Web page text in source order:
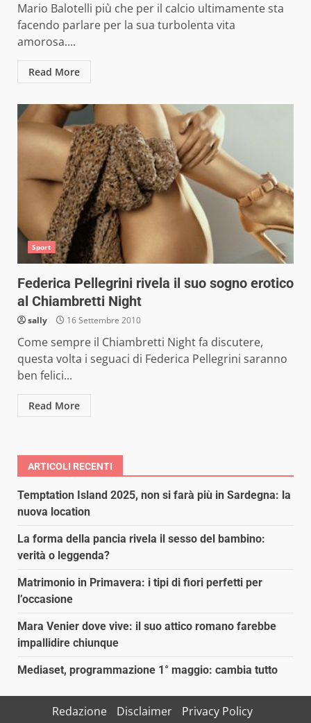
Mario Balotelli più che per il calcio ultimamente sta
facendo parlare per la sua turbolenta vita
amorosa....
Read More
Sport
Federica Pellegrini rivela il suo sogno erotico
al Chiambretti Night
sally 16 Settembre 2010
Come sempre il Chiambretti Night fa discutere,
questa volta i seguaci di Federica Pellegrini saranno
ben felici...
Read More
ARTICOLI RECENTI
Temptation Island 2025, non si farà più in Sardegna: la
nuova location
La forma della pancia rivela il sesso del bambino:
verità o leggenda?
Matrimonio in Primavera: i tipi di fiori perfetti per
l’occasione
Mara Venier dove vive: il suo attico romano farebbe
impallidire chiunque
Mediaset, programmazione 1° maggio: cambia tutto
Redazione Disclaimer Privacy Policy